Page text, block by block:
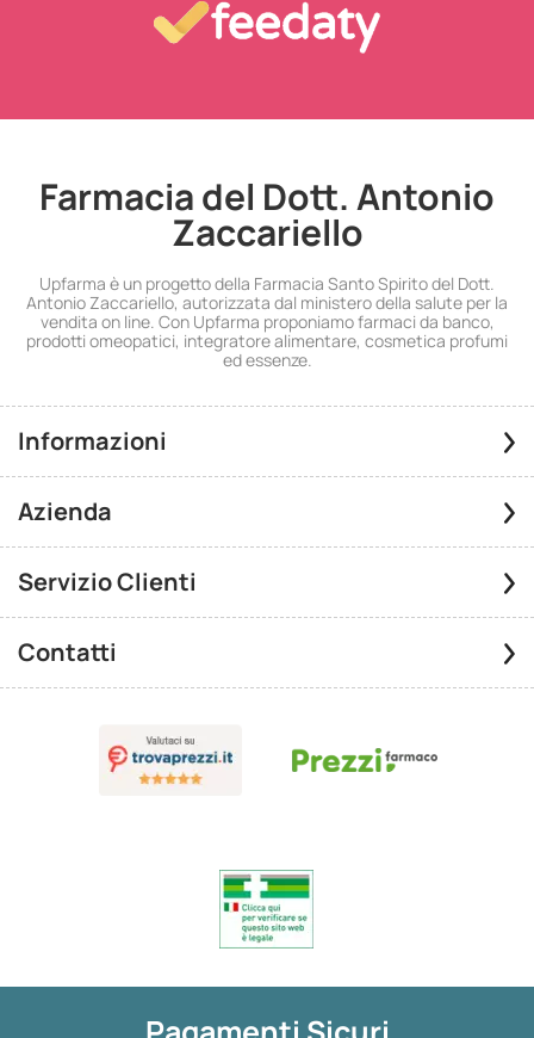
Farmacia del Dott. Antonio
Zaccariello
Upfarma è un progetto della Farmacia Santo Spirito del Dott.
Antonio Zaccariello, autorizzata dal ministero della salute per la
vendita on line. Con Upfarma proponiamo farmaci da banco,
prodotti omeopatici, integratore alimentare, cosmetica profumi
ed essenze.
Informazioni
Azienda
Servizio Clienti
Contatti